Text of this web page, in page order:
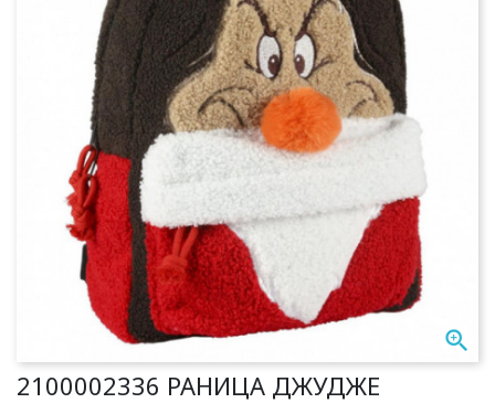

2100002336 РАНИЦА ДЖУДЖЕ